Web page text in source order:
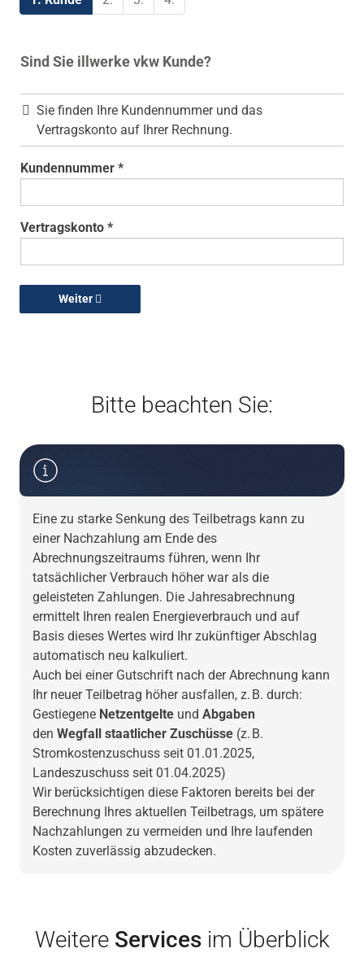
Sind Sie illwerke vkw Kunde?
Sie finden Ihre Kundennummer und das
Vertragskonto auf Ihrer Rechnung.
Kundennummer *
Vertragskonto *
Weiter
Bitte beachten Sie:
Eine zu starke Senkung des Teilbetrags kann zu
einer Nachzahlung am Ende des
Abrechnungszeitraums führen, wenn Ihr
tatsächlicher Verbrauch höher war als die
geleisteten Zahlungen. Die Jahresabrechnung
ermittelt Ihren realen Energieverbrauch und auf
Basis dieses Wertes wird Ihr zukünftiger Abschlag
automatisch neu kalkuliert.
Auch bei einer Gutschrift nach der Abrechnung kann
Ihr neuer Teilbetrag höher ausfallen, z. B. durch:
Gestiegene Netzentgelte und Abgaben
den Wegfall staatlicher Zuschüsse (z. B.
Stromkostenzuschuss seit 01.01.2025,
Landeszuschuss seit 01.04.2025)
Wir berücksichtigen diese Faktoren bereits bei der
Berechnung Ihres aktuellen Teilbetrags, um spätere
Nachzahlungen zu vermeiden und Ihre laufenden
Kosten zuverlässig abzudecken.
Weitere Servicesim Überblick